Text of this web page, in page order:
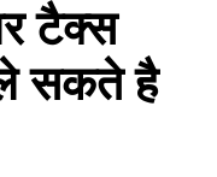
टैक्स
सकते है